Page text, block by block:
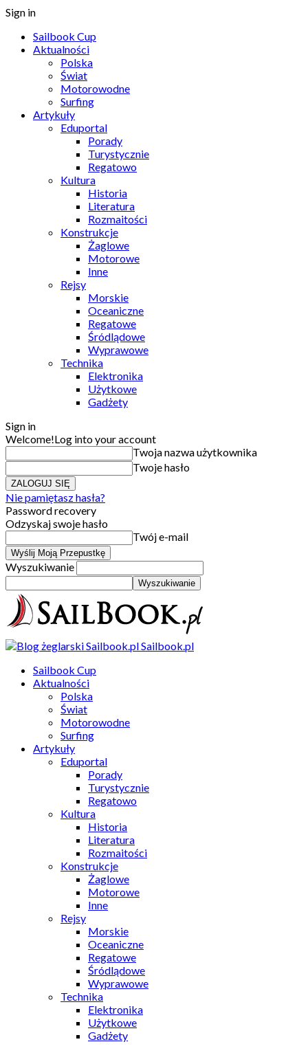
Sign in
Sailbook Cup
Aktualności
Polska
Świat
Motorowodne
Surfing
Artykuły
Eduportal
Porady
Turystycznie
Regatowo
Kultura
Historia
Literatura
Rozmaitości
Konstrukcje
Żaglowe
Motorowe
Inne
Rejsy
Morskie
Oceaniczne
Regatowe
Śródlądowe
Wyprawowe
Technika
Elektronika
Użytkowe
Gadżety
Sign in
Welcome!Log into your account
Twoja nazwa użytkownika
Twoje hasło
Nie pamiętasz hasła?
Password recovery
Odzyskaj swoje hasło
Twój e-mail
Wyszukiwanie
Sailbook.pl
Sailbook Cup
Aktualności
Polska
Świat
Motorowodne
Surfing
Artykuły
Eduportal
Porady
Turystycznie
Regatowo
Kultura
Historia
Literatura
Rozmaitości
Konstrukcje
Żaglowe
Motorowe
Inne
Rejsy
Morskie
Oceaniczne
Regatowe
Śródlądowe
Wyprawowe
Technika
Elektronika
Użytkowe
Gadżety